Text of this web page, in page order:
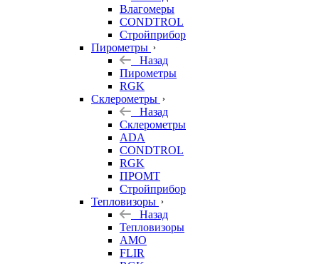
Влагомеры
CONDTROL
Стройприбор
Пирометры
Назад
Пирометры
RGK
Склерометры
Назад
Склерометры
ADA
CONDTROL
RGK
ПРОМТ
Стройприбор
Тепловизоры
Назад
Тепловизоры
AMO
FLIR